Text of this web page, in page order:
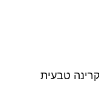
טבעית